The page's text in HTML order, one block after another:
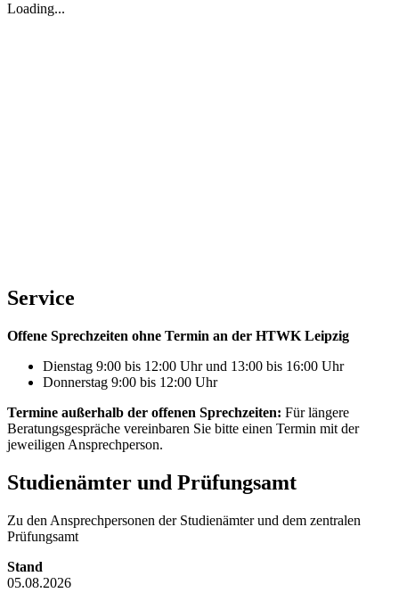
Loading...
Service
Offene Sprechzeiten ohne Termin an der HTWK Leipzig
Dienstag 9:00 bis 12:00 Uhr und 13:00 bis 16:00 Uhr
Donnerstag 9:00 bis 12:00 Uhr
Termine außerhalb der offenen Sprechzeiten: Für längere
Beratungsgespräche vereinbaren Sie bitte einen Termin mit der
jeweiligen Ansprechperson.
Studienämter und Prüfungsamt
Zu den Ansprechpersonen der Studienämter und dem zentralen
Prüfungsamt
Stand
05.08.2026